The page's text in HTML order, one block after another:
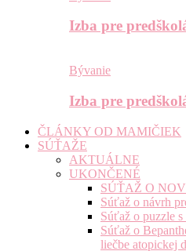
Izba pre
Bývanie
Izba pre
ČLÁNKY OD MAMIČIEK
SÚŤAŽE
AKTUÁLNE
UKONČENÉ
SÚŤAŽ O
Súťaž o návrh
Súťaž o puzzle
Súťaž o
liečbe atopickej